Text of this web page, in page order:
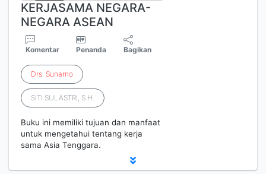
KERJASAMA NEGARA-
NEGARA ASEAN
Komentar Penanda Bagikan
Drs. Sunarno
SITI SULASTRI, S.H.
Buku ini memiliki tujuan dan manfaat
untuk mengetahui tentang kerja
sama Asia Tenggara.